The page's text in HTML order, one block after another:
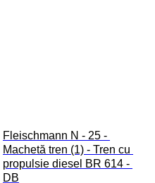
Fleischmann N - 25 -
Machetă tren (1) - Tren cu
propulsie diesel BR 614 -
DB